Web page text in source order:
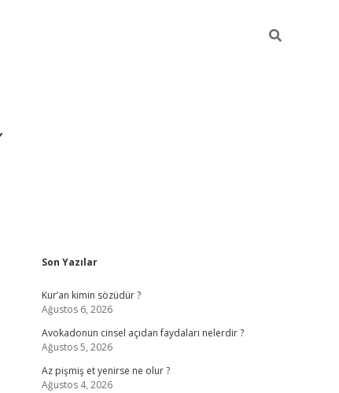
Sidebar
Son Yazılar
Kur’an kimin sözüdür ?
Ağustos 6, 2026
Avokadonun cinsel açıdan faydaları nelerdir ?
Ağustos 5, 2026
Az pişmiş et yenirse ne olur ?
Ağustos 4, 2026